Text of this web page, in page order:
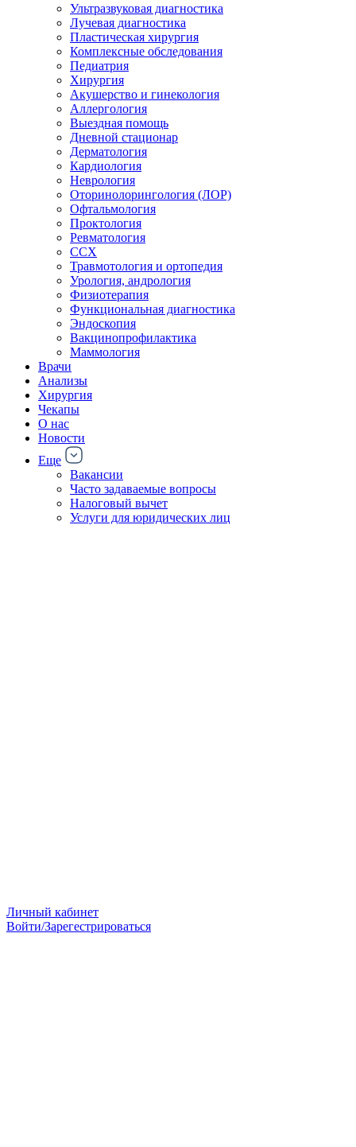
Ультразвуковая диагностика
Лучевая диагностика
Пластическая хирургия
Комплексные обследования
Педиатрия
Хирургия
Акушерство и гинекология
Аллергология
Выездная помощь
Дневной стационар
Дерматология
Кардиология
Неврология
Оторинолорингология (ЛОР)
Офтальмология
Проктология
Ревматология
ССХ
Травмотология и ортопедия
Урология, андрология
Физиотерапия
Функциональная диагностика
Эндоскопия
Вакцинопрофилактика
Маммология
Врачи
Анализы
Хирургия
Чекапы
О нас
Новости
Еще
Вакансии
Часто задаваемые вопросы
Налоговый вычет
Услуги для юридических лиц
Личный кабинет
Войти/Зарегестрироваться